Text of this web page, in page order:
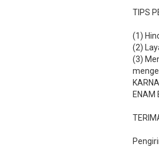
TIPS
(1)
(2)
(3)
ENAM